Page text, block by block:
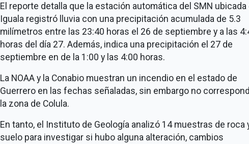
El reporte detalla que la estación automática del SMN ubicada
Iguala registró lluvia con una precipitación acumulada de 5.3
milímetros entre las 23:40 horas el 26 de septiembre y a las
horas del día 27. Además, indica una precipitación el 27 de
septiembre en de la 1:00 y las 4:00 horas.
La NOAA y la Conabio muestran un incendio en el estado de
Guerrero en las fechas señaladas, sin embargo no
la zona de Colula.
En tanto, el Instituto de Geología analizó 14 muestras de roca
suelo para investigar si hubo alguna alteración, cambios